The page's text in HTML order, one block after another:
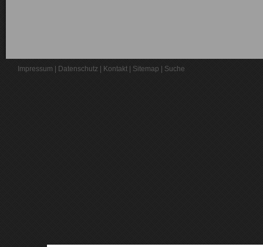
Impressum Datenschutz Kontakt Sitemap Suche